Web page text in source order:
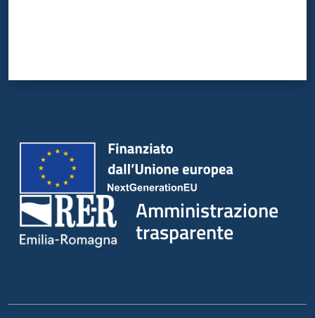
Amministrazione
trasparente